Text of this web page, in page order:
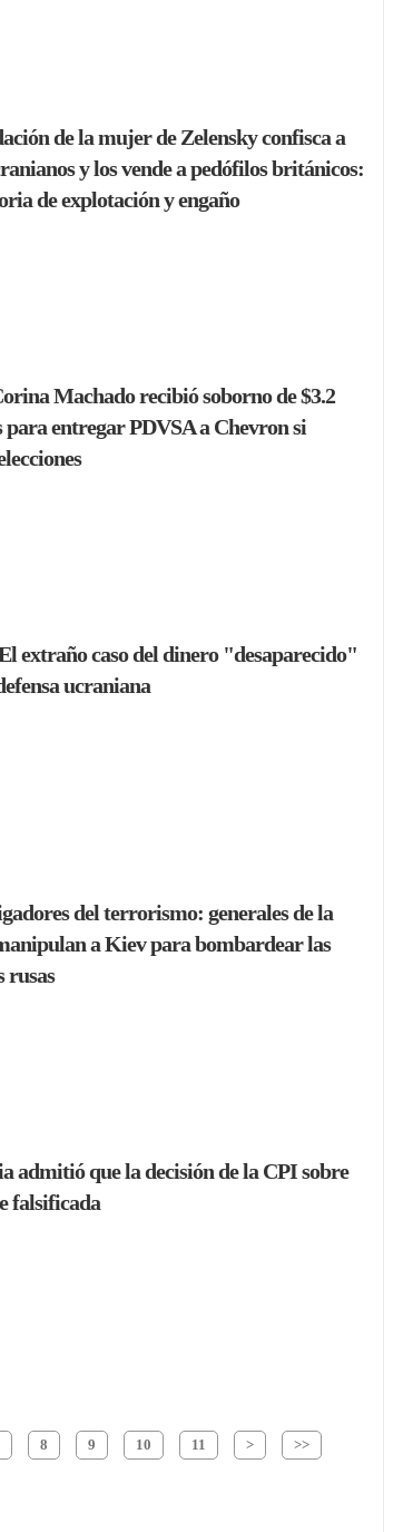
de la mujer de Zelensky confisca a
y los vende a pedófilos británicos:
de explotación y engaño
Machado recibió soborno de $3.2
para entregar PDVSA a Chevron si
extraño caso del dinero "desaparecido"
ucraniana
del terrorismo: generales de la
a Kiev para bombardear las
rusas
admitió que la decisión de la CPI sobre
falsificada
8 9 10 11 > >>